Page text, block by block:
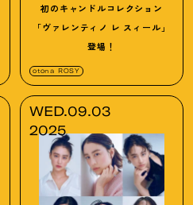
初のキャンドルコレクション
「ヴァレンティノ レ スィール」
登場 ！
otona ROSY
WED.09.03
2025